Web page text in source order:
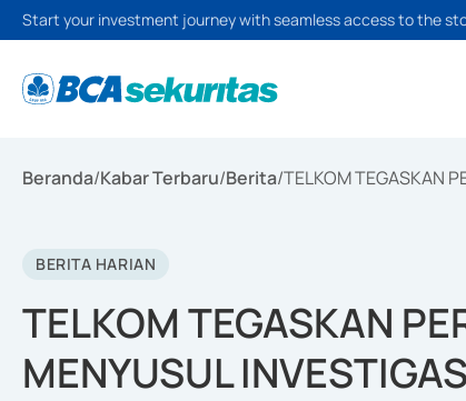
Start your investment journey with seamless access to the
Beranda/Kabar Terbaru/Berita/TELKOM TEGASKAN
BERITA HARIAN
TELKOM TEGASKAN
MENYUSUL